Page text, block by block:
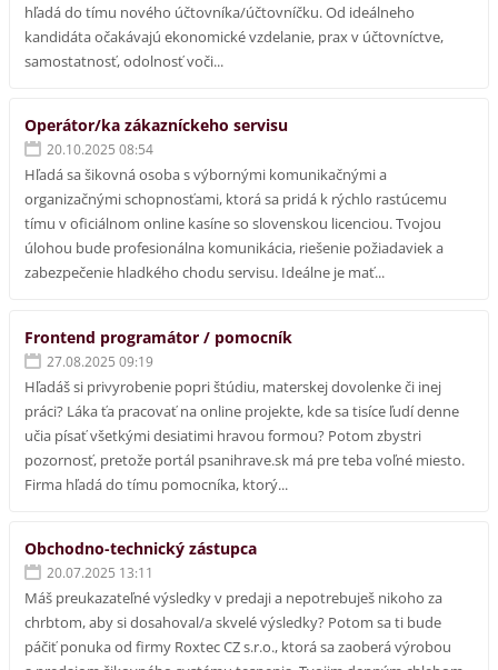
hľadá do tímu nového účtovníka/účtovníčku. Od ideálneho
kandidáta očakávajú ekonomické vzdelanie, prax v účtovníctve,
samostatnosť, odolnosť voči...
Operátor/ka zákazníckeho servisu
20.10.2025 08:54
Hľadá sa šikovná osoba s výbornými komunikačnými a
organizačnými schopnosťami, ktorá sa pridá k rýchlo rastúcemu
tímu v oficiálnom online kasíne so slovenskou licenciou. Tvojou
úlohou bude profesionálna komunikácia, riešenie požiadaviek a
zabezpečenie hladkého chodu servisu. Ideálne je mať...
Frontend programátor / pomocník
27.08.2025 09:19
Hľadáš si privyrobenie popri štúdiu, materskej dovolenke či inej
práci? Láka ťa pracovať na online projekte, kde sa tisíce ľudí denne
učia písať všetkými desiatimi hravou formou? Potom zbystri
pozornosť, pretože portál psanihrave.sk má pre teba voľné miesto.
Firma hľadá do tímu pomocníka, ktorý...
Obchodno-technický zástupca
20.07.2025 13:11
Máš preukazateľné výsledky v predaji a nepotrebuješ nikoho za
chrbtom, aby si dosahoval/a skvelé výsledky? Potom sa ti bude
páčiť ponuka od firmy Roxtec CZ s.r.o., ktorá sa zaoberá výrobou